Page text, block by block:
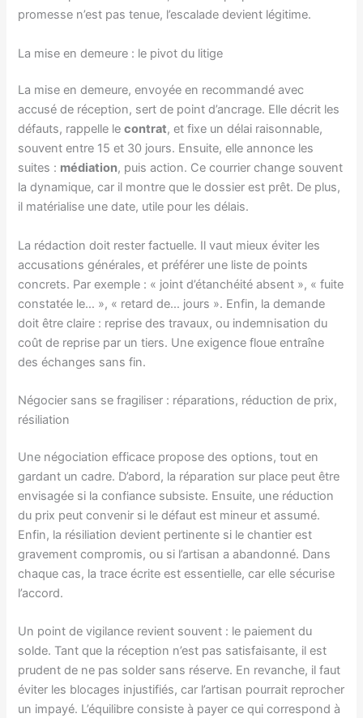
promesse n’est pas tenue, l’escalade devient légitime.
La mise en demeure : le pivot du litige
La mise en demeure, envoyée en recommandé avec
accusé de réception, sert de point d’ancrage. Elle décrit les
défauts, rappelle lecontrat, et fixe un délai raisonnable,
souvent entre 15 et 30 jours. Ensuite, elle annonce les
suites : médiation, puis action. Ce courrier change souvent
la dynamique, car il montre que le dossier est prêt. De plus,
il matérialise une date, utile pour les délais.
La rédaction doit rester factuelle. Il vaut mieux éviter les
accusations générales, et préférer une liste de points
concrets. Par exemple : « joint d’étanchéité absent », « fuite
constatée le… », « retard de… jours ». Enfin, la demande
doit être claire : reprise des travaux, ou indemnisation du
coût de reprise par un tiers. Une exigence floue entraîne
des échanges sans fin.
Négocier sans se fragiliser : réparations, réduction de prix,
résiliation
Une négociation efficace propose des options, tout en
gardant un cadre. D’abord, la réparation sur place peut être
envisagée si la confiance subsiste. Ensuite, une réduction
du prix peut convenir si le défaut est mineur et assumé.
Enfin, la résiliation devient pertinente si le chantier est
gravement compromis, ou si l’artisan a abandonné. Dans
chaque cas, la trace écrite est essentielle, car elle sécurise
l’accord.
Un point de vigilance revient souvent : le paiement du
solde. Tant que la réception n’est pas satisfaisante, il est
prudent de ne pas solder sans réserve. En revanche, il faut
éviter les blocages injustifiés, car l’artisan pourrait reprocher
un impayé. L’équilibre consiste à payer ce qui correspond à